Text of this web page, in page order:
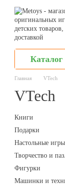
Перейти к
Каталог
Главная VTech
VTech
Книги
Подарки
Настольные игры
Творчество и
Фигурки
Машинки и